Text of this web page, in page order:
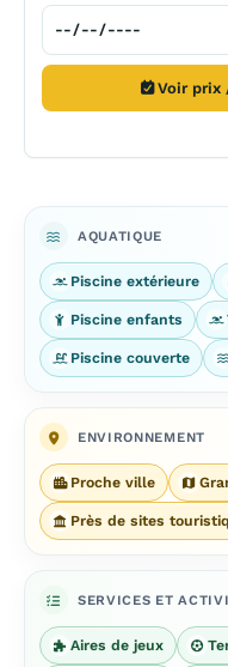
Voir prix
AQUATIQUE
Piscine extérieure
Piscine enfants
Piscine couverte
ENVIRONNEMENT
Proche ville
Près de sites
SERVICES ET
Aires de jeux